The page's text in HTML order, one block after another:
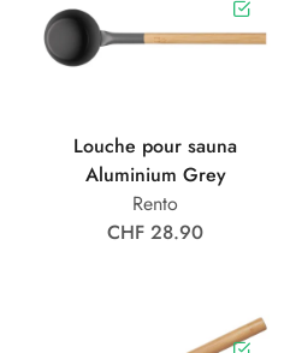
Louche pour sauna
Aluminium Grey
Rento
CHF 28.90